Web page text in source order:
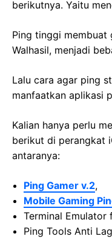
berikutnya. Yaitu
Ping tinggi membuat
Walhasil, menjadi
Lalu cara agar ping
manfaatkan aplikasi
Kalian hanya perlu
berikut di perangkat
antaranya:
Ping Gamer v.2,
Mobile Gaming
Terminal Emulator
Ping Tools Anti